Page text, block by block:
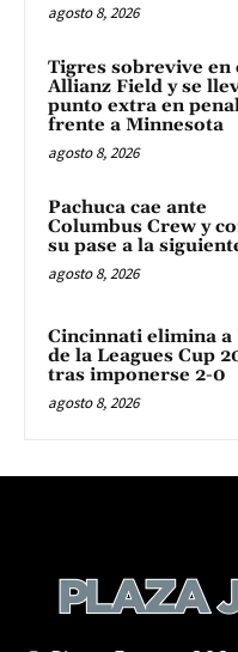
agosto 8, 2026
Tigres sobrevive en
Allianz Field y se
punto extra en
frente a Minnesota
agosto 8, 2026
Pachuca cae ante
Columbus Crew y
su pase a la
agosto 8, 2026
Cincinnati elimina a
de la Leagues Cup
tras imponerse 2-0
agosto 8, 2026